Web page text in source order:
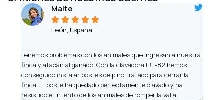
Maite
    
León, España
Tenemos problemas con los animales que ingresan a nuestra
finca y atacan al ganado. Con la clavadora IBF-82 hemos
conseguido instalar postes de pino tratado para cerrar la
finca. El poste ha quedado perfectamente clavado y ha
resistido el intento de los animales de romper la valla.